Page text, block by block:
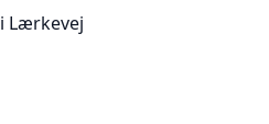
Lærkevej